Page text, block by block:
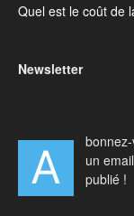
Quel est le coût de
Newsletter
A
un
publié !